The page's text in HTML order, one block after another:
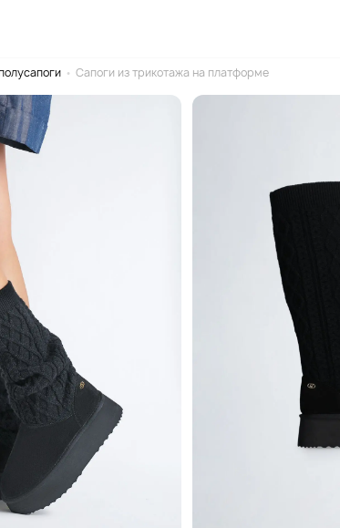
• Сапоги из трикотажа на платформе